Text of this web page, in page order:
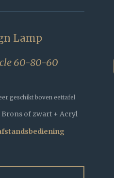
Lamp
60-80-60
geschikt boven eettafel
of zwart + Acryl